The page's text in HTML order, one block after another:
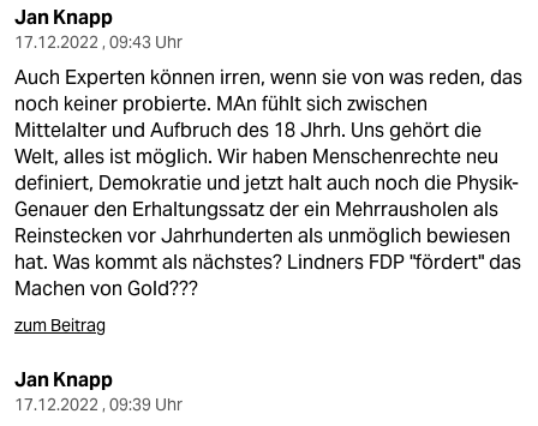
Jan Knapp
17.12.2022 , 09:43 Uhr
Auch Experten können irren, wenn sie von was reden, das
noch keiner probierte. MAn fühlt sich zwischen
Mittelalter und Aufbruch des 18 Jhrh. Uns gehört die
Welt, alles ist möglich. Wir haben Menschenrechte neu
definiert, Demokratie und jetzt halt auch noch die Physik-
Genauer den Erhaltungssatz der ein Mehrrausholen als
Reinstecken vor Jahrhunderten als unmöglich bewiesen
hat. Was kommt als nächstes? Lindners FDP "fördert" das
Machen von Gold???
zum Beitrag
Jan Knapp
17.12.2022 , 09:39 Uhr